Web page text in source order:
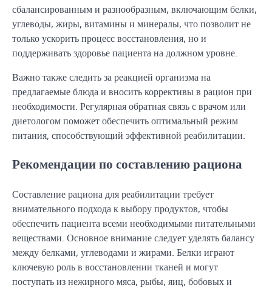
сбалансированным и разнообразным, включающим белки,
углеводы, жиры, витамины и минералы, что позволит не
только ускорить процесс восстановления, но и
поддерживать здоровье пациента на должном уровне.
Важно также следить за реакцией организма на
предлагаемые блюда и вносить коррективы в рацион при
необходимости. Регулярная обратная связь с врачом или
диетологом поможет обеспечить оптимальный режим
питания, способствующий эффективной реабилитации.
Рекомендации по составлению рациона
Составление рациона для реабилитации требует
внимательного подхода к выбору продуктов, чтобы
обеспечить пациента всеми необходимыми питательными
веществами. Основное внимание следует уделять балансу
между белками, углеводами и жирами. Белки играют
ключевую роль в восстановлении тканей и могут
поступать из нежирного мяса, рыбы, яиц, бобовых и